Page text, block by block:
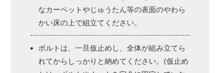
なカーペットやじゅうたん等の表面のやわら
かい床の上で組立てください。
ボルトは、一旦仮止めし、全体が組み立てら
れてからしっかりと納めてください。(仮止め